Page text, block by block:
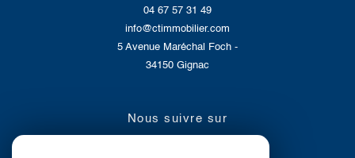
04 67 57 31 49
info@ctimmobilier.com
5 Avenue Maréchal Foch -
34150
Gignac
nous suivre sur